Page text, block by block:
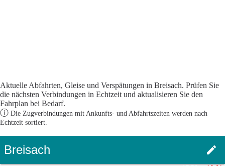
Aktuelle Abfahrten, Gleise und Verspätungen in Breisach. Prüfen Sie
die nächsten Verbindungen in Echtzeit und aktualisieren Sie den
Fahrplan bei Bedarf.
ⓘ Die Zugverbindungen mit Ankunfts- und Abfahrtszeiten werden nach
Echtzeit sortiert.